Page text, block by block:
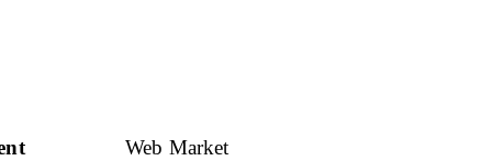
Web Market